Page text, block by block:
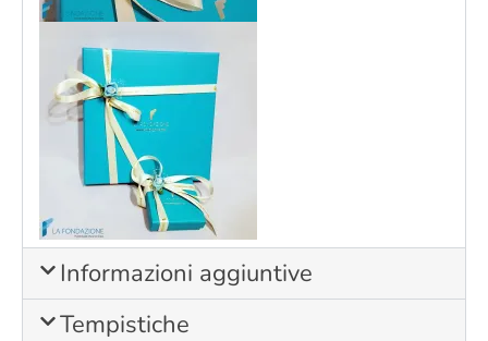
Informazioni aggiuntive
Tempistiche